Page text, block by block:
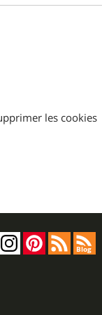
les cookies